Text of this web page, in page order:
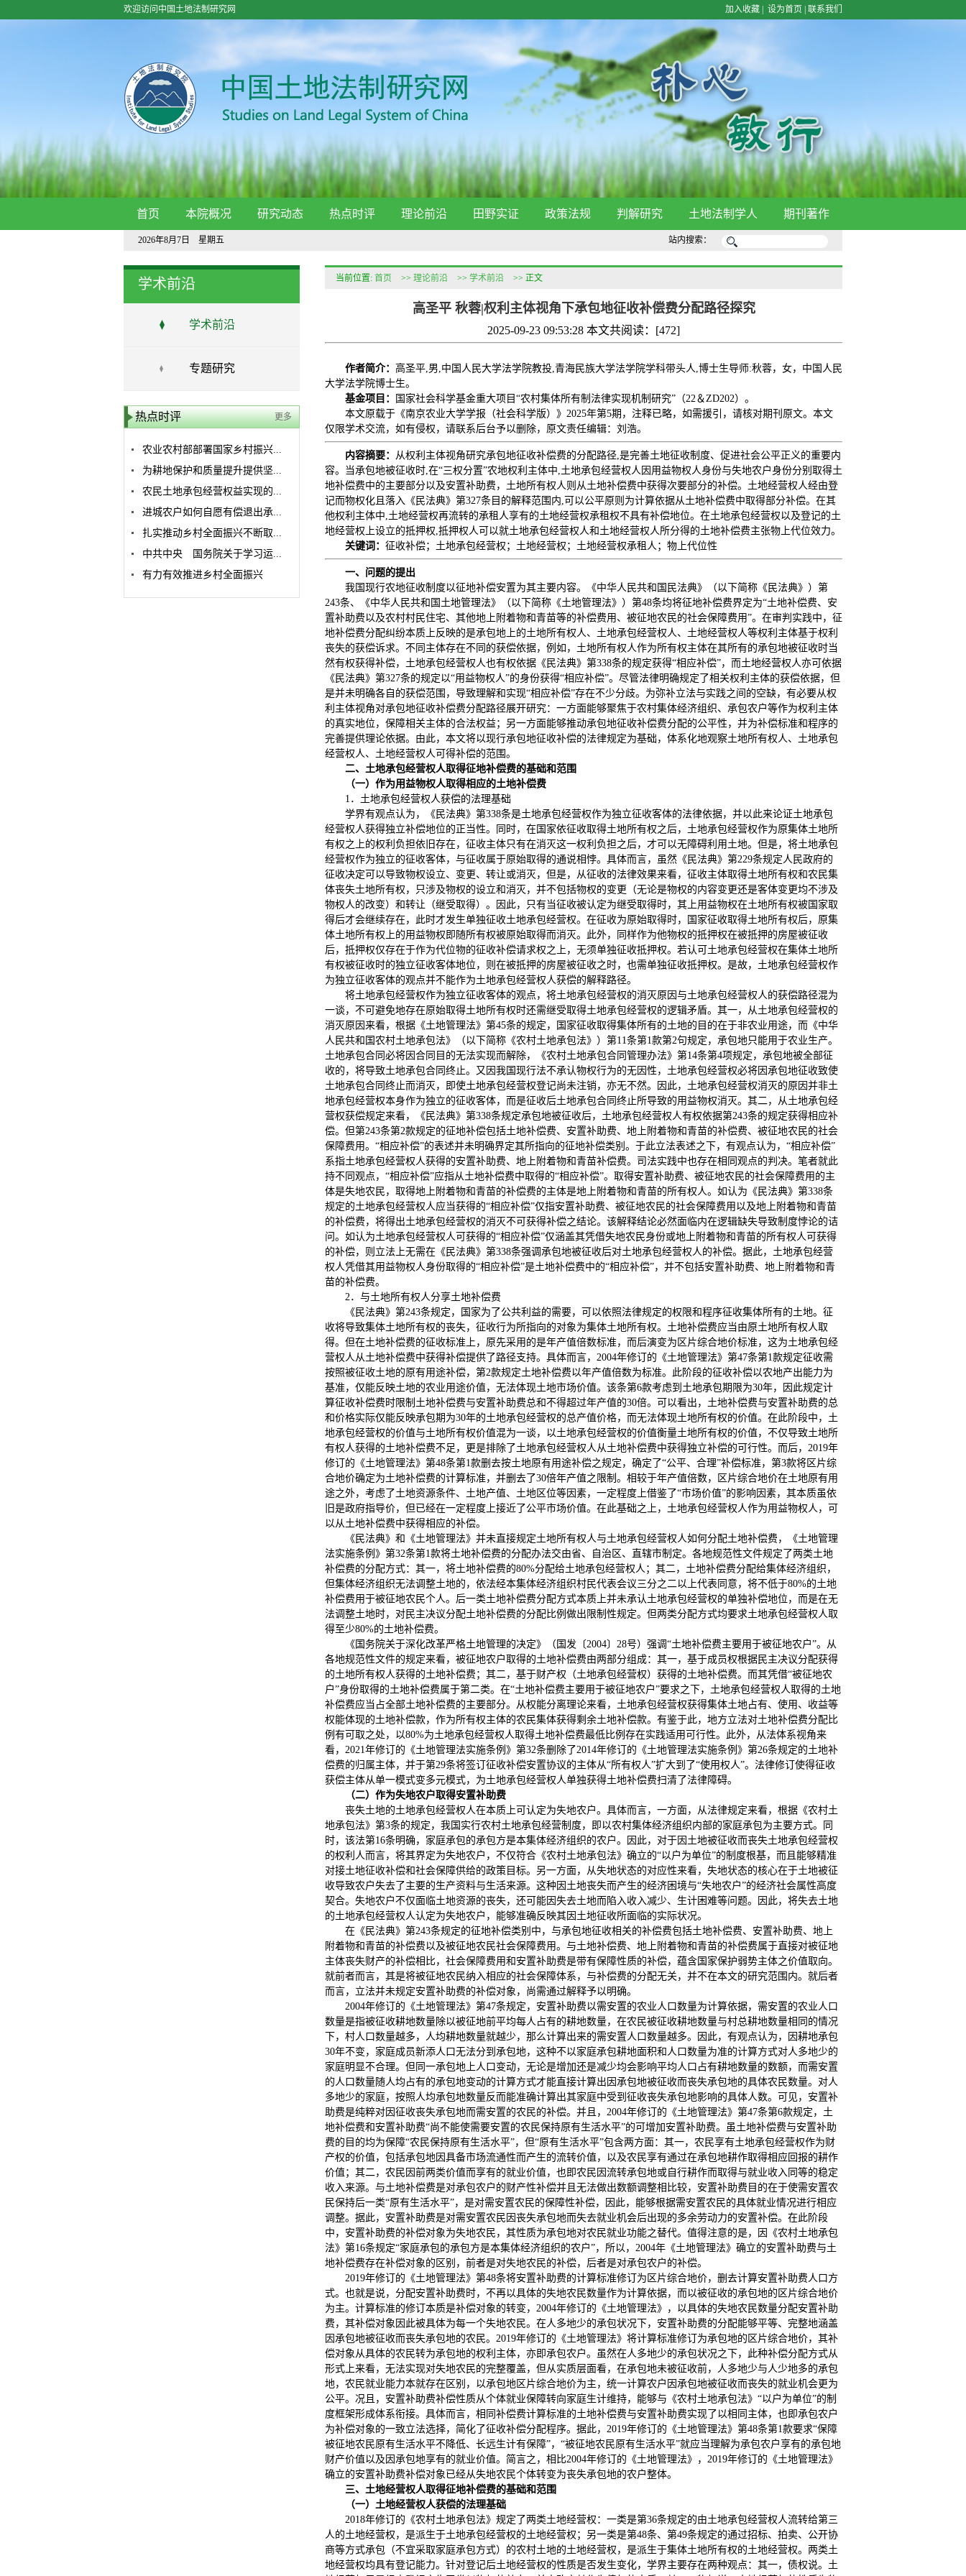
欢迎访问中国土地法制研究网 加入收藏 设为首页 联系我们
首页 本院概况 研究动态 热点时评 理论前沿 田野实证 政策法规 判解研究 土地法制学人 期刊著作
2026年8月7日 星期五 站内搜索：
学术前沿
学术前沿
专题研究
热点时评 更多
农业农村部部署国家乡村振兴...
为耕地保护和质量提升提供坚...
农民土地承包经营权益实现的...
进城农户如何自愿有偿退出承...
扎实推动乡村全面振兴不断取...
中共中央 国务院关于学习运...
有力有效推进乡村全面振兴
当前位置: 首页 >> 理论前沿 >> 学术前沿 >> 正文
高圣平 秋蓉|权利主体视角下承包地征收补偿费分配路径探究
2025-09-23 09:53:28 本文共阅读：[472]
作者简介： 高圣平,男,中国人民大学法学院教投,青海民族大学法学院学科带头人,博士生导师:秋蓉，女，中国人民
大学法学院博士生。
基金项目：
国家社会科学基金重大项目“农村集体所有制法律实现机制研究”（22＆ZD202）。
本文原载于《南京农业大学学报（社会科学版）》2025年第5期，注释已略，如需援引，请核对期刊原文。本文
仅限学术交流，如有侵权，请联系后台予以删除，原文责任编辑：刘浩。
内容摘要： 从权利主体视角研究承包地征收补偿费的分配路径,是完善土地征收制度、促进社会公平正义的重要内
容。当承包地被征收时,在“三权分置”农地权利主体中,土地承包经营权人因用益物权人身份与失地农户身份分别取得土
地补偿费中的主要部分以及安置补助费，土地所有权人则从土地补偿费中获得次要部分的补偿。土地经营权人经由登
记而物权化且落入《民法典》第327条目的解释范围内,可以公平原则为计算依据从土地补偿费中取得部分补偿。在其
他权利主体中,土地经营权再流转的承租人享有的土地经营权承租权不具有补偿地位。在土地承包经营权以及登记的土
地经营权上设立的抵押权,抵押权人可以就土地承包经营权人和土地经营权人所分得的土地补偿费主张物上代位效力。
关键词： 征收补偿；土地承包经营权；土地经营权；土地经营权承租人；物上代位性
一、问题的提出
我国现行农地征收制度以征地补偿安置为其主要内容。《中华人民共和国民法典》（以下简称《民法典》）第
243条、《中华人民共和国土地管理法》（以下简称《土地管理法》）第48条均将征地补偿费界定为“土地补偿费、安
置补助费以及农村村民住宅、其他地上附着物和青苗等的补偿费用、被征地农民的社会保障费用”。在审判实践中，征
地补偿费分配纠纷本质上反映的是承包地上的土地所有权人、土地承包经营权人、土地经营权人等权利主体基于权利
丧失的获偿诉求。不同主体存在不同的获偿依据，例如，土地所有权人作为所有权主体在其所有的承包地被征收时当
然有权获得补偿，土地承包经营权人也有权依据《民法典》第338条的规定获得“相应补偿”，而土地经营权人亦可依据
《民法典》第327条的规定以“用益物权人”的身份获得“相应补偿”。尽管法律明确规定了相关权利主体的获偿依据，但
是并未明确各自的获偿范围，导致理解和实现“相应补偿”存在不少分歧。为弥补立法与实践之间的空缺，有必要从权
利主体视角对承包地征收补偿费分配路径展开研究：一方面能够聚焦于农村集体经济组织、承包农户等作为权利主体
的真实地位，保障相关主体的合法权益；另一方面能够推动承包地征收补偿费分配的公平性，并为补偿标准和程序的
完善提供理论依据。由此，本文将以现行承包地征收补偿的法律规定为基础，体系化地观察土地所有权人、土地承包
经营权人、土地经营权人可得补偿的范围。
二、土地承包经营权人取得征地补偿费的基础和范围
（一）作为用益物权人取得相应的土地补偿费
1．土地承包经营权人获偿的法理基础
学界有观点认为，《民法典》第338条是土地承包经营权作为独立征收客体的法律依据，并以此来论证土地承包
经营权人获得独立补偿地位的正当性。同时，在国家依征收取得土地所有权之后，土地承包经营权作为原集体土地所
有权之上的权利负担依旧存在，征收主体只有在消灭这一权利负担之后，才可以无障碍利用土地。但是，将土地承包
经营权作为独立的征收客体，与征收属于原始取得的通说相悖。具体而言，虽然《民法典》第229条规定人民政府的
征收决定可以导致物权设立、变更、转让或消灭，但是，从征收的法律效果来看，征收主体取得土地所有权和农民集
体丧失土地所有权，只涉及物权的设立和消灭，并不包括物权的变更（无论是物权的内容变更还是客体变更均不涉及
物权人的改变）和转让（继受取得）。因此，只有当征收被认定为继受取得时，其上用益物权在土地所有权被国家取
得后才会继续存在，此时才发生单独征收土地承包经营权。在征收为原始取得时，国家征收取得土地所有权后，原集
体土地所有权上的用益物权即随所有权被原始取得而消灭。此外，同样作为他物权的抵押权在被抵押的房屋被征收
后，抵押权仅存在于作为代位物的征收补偿请求权之上，无须单独征收抵押权。若认可土地承包经营权在集体土地所
有权被征收时的独立征收客体地位，则在被抵押的房屋被征收之时，也需单独征收抵押权。是故，土地承包经营权作
为独立征收客体的观点并不能作为土地承包经营权人获偿的解释路径。
将土地承包经营权作为独立征收客体的观点，将土地承包经营权的消灭原因与土地承包经营权人的获偿路径混为
一谈，不可避免地存在原始取得土地所有权时还需继受取得土地承包经营权的逻辑矛盾。其一，从土地承包经营权的
消灭原因来看，根据《土地管理法》第45条的规定，国家征收取得集体所有的土地的目的在于非农业用途，而《中华
人民共和国农村土地承包法》（以下简称《农村土地承包法》）第11条第1款第2句规定，承包地只能用于农业生产。
土地承包合同必将因合同目的无法实现而解除，《农村土地承包合同管理办法》第14条第4项规定，承包地被全部征
收的，将导致土地承包合同终止。又因我国现行法不承认物权行为的无因性，土地承包经营权必将因承包地征收致使
土地承包合同终止而消灭，即使土地承包经营权登记尚未注销，亦无不然。因此，土地承包经营权消灭的原因并非土
地承包经营权本身作为独立的征收客体，而是征收后土地承包合同终止所导致的用益物权消灭。其二，从土地承包经
营权获偿规定来看，《民法典》第338条规定承包地被征收后，土地承包经营权人有权依据第243条的规定获得相应补
偿。但第243条第2款规定的征地补偿包括土地补偿费、安置补助费、地上附着物和青苗的补偿费、被征地农民的社会
保障费用。“相应补偿”的表述并未明确界定其所指向的征地补偿类别。于此立法表述之下，有观点认为，“相应补偿”
系指土地承包经营权人获得的安置补助费、地上附着物和青苗补偿费。司法实践中也存在相同观点的判决。笔者就此
持不同观点，“相应补偿”应指从土地补偿费中取得的“相应补偿”。取得安置补助费、被征地农民的社会保障费用的主
体是失地农民，取得地上附着物和青苗的补偿费的主体是地上附着物和青苗的所有权人。如认为《民法典》第338条
规定的土地承包经营权人应当获得的“相应补偿”仅指安置补助费、被征地农民的社会保障费用以及地上附着物和青苗
的补偿费，将得出土地承包经营权的消灭不可获得补偿之结论。该解释结论必然面临内在逻辑缺失导致制度悖论的诘
问。如认为土地承包经营权人可获得的“相应补偿”仅涵盖其凭借失地农民身份或地上附着物和青苗的所有权人可获得
的补偿，则立法上无需在《民法典》第338条强调承包地被征收后对土地承包经营权人的补偿。据此，土地承包经营
权人凭借其用益物权人身份取得的“相应补偿”是土地补偿费中的“相应补偿”，并不包括安置补助费、地上附着物和青
苗的补偿费。
2．与土地所有权人分享土地补偿费
《民法典》第243条规定，国家为了公共利益的需要，可以依照法律规定的权限和程序征收集体所有的土地。征
收将导致集体土地所有权的丧失，征收行为所指向的对象为集体土地所有权。土地补偿费应当由原土地所有权人取
得。但在土地补偿费的征收标准上，原先采用的是年产值倍数标准，而后演变为区片综合地价标准，这为土地承包经
营权人从土地补偿费中获得补偿提供了路径支持。具体而言，2004年修订的《土地管理法》第47条第1款规定征收需
按照被征收土地的原有用途补偿，第2款规定土地补偿费以年产值倍数为标准。此阶段的征收补偿以农地产出能力为
基准，仅能反映土地的农业用途价值，无法体现土地市场价值。该条第6款考虑到土地承包期限为30年，因此规定计
算征收补偿费时限制土地补偿费与安置补助费总和不得超过年产值的30倍。可以看出，土地补偿费与安置补助费的总
和价格实际仅能反映承包期为30年的土地承包经营权的总产值价格，而无法体现土地所有权的价值。在此阶段中，土
地承包经营权的价值与土地所有权价值混为一谈，以土地承包经营权的价值衡量土地所有权的价值，不仅导致土地所
有权人获得的土地补偿费不足，更是排除了土地承包经营权人从土地补偿费中获得独立补偿的可行性。而后，2019年
修订的《土地管理法》第48条第1款删去按土地原有用途补偿之规定，确定了“公平、合理”补偿标准，第3款将区片综
合地价确定为土地补偿费的计算标准，并删去了30倍年产值之限制。相较于年产值倍数，区片综合地价在土地原有用
途之外，考虑了土地资源条件、土地产值、土地区位等因素，一定程度上借鉴了“市场价值”的影响因素，其本质虽依
旧是政府指导价，但已经在一定程度上接近了公平市场价值。在此基础之上，土地承包经营权人作为用益物权人，可
以从土地补偿费中获得相应的补偿。
《民法典》和《土地管理法》并未直接规定土地所有权人与土地承包经营权人如何分配土地补偿费，《土地管理
法实施条例》第32条第1款将土地补偿费的分配办法交由省、自治区、直辖市制定。各地规范性文件规定了两类土地
补偿费的分配方式：其一，将土地补偿费的80%分配给土地承包经营权人；其二，土地补偿费分配给集体经济组织，
但集体经济组织无法调整土地的，依法经本集体经济组织村民代表会议三分之二以上代表同意，将不低于80%的土地
补偿费用于被征地农民个人。后一类土地补偿费分配方式本质上并未承认土地承包经营权的单独补偿地位，而是在无
法调整土地时，对民主决议分配土地补偿费的分配比例做出限制性规定。但两类分配方式均要求土地承包经营权人取
得至少80%的土地补偿费。
《国务院关于深化改革严格土地管理的决定》（国发〔2004〕28号）强调“土地补偿费主要用于被征地农户”。从
各地规范性文件的规定来看，被征地农户取得的土地补偿费由两部分组成：其一，基于成员权根据民主决议分配获得
的土地所有权人获得的土地补偿费；其二，基于财产权（土地承包经营权）获得的土地补偿费。而其凭借“被征地农
户”身份取得的土地补偿费属于第二类。在“土地补偿费主要用于被征地农户”要求之下，土地承包经营权人取得的土地
补偿费应当占全部土地补偿费的主要部分。从权能分离理论来看，土地承包经营权获得集体土地占有、使用、收益等
权能体现的土地补偿款，作为所有权主体的农民集体获得剩余土地补偿款。有鉴于此，地方立法对土地补偿费分配比
例有可取之处，以80%为土地承包经营权人取得土地补偿费最低比例存在实践适用可行性。此外，从法体系视角来
看，2021年修订的《土地管理法实施条例》第32条删除了2014年修订的《土地管理法实施条例》第26条规定的土地补
偿费的归属主体，并于第29条将签订征收补偿安置协议的主体从“所有权人”扩大到了“使用权人”。法律修订使得征收
获偿主体从单一模式变多元模式，为土地承包经营权人单独获得土地补偿费扫清了法律障碍。
（二）作为失地农户取得安置补助费
丧失土地的土地承包经营权人在本质上可认定为失地农户。具体而言，一方面，从法律规定来看，根据《农村土
地承包法》第3条的规定，我国实行农村土地承包经营制度，即以农村集体经济组织内部的家庭承包为主要方式。同
时，该法第16条明确，家庭承包的承包方是本集体经济组织的农户。因此，对于因土地被征收而丧失土地承包经营权
的权利人而言，将其界定为失地农户，不仅符合《农村土地承包法》确立的“以户为单位”的制度根基，而且能够精准
对接土地征收补偿和社会保障供给的政策目标。另一方面，从失地状态的对应性来看，失地状态的核心在于土地被征
收导致农户失去了主要的生产资料与生活来源。这种因土地丧失而产生的经济困境与“失地农户”的经济社会属性高度
契合。失地农户不仅面临土地资源的丧失，还可能因失去土地而陷入收入减少、生计困难等问题。因此，将失去土地
的土地承包经营权人认定为失地农户，能够准确反映其因土地征收所面临的实际状况。
在《民法典》第243条规定的征地补偿类别中，与承包地征收相关的补偿费包括土地补偿费、安置补助费、地上
附着物和青苗的补偿费以及被征地农民社会保障费用。与土地补偿费、地上附着物和青苗的补偿费属于直接对被征地
主体丧失财产的补偿相比，社会保障费用和安置补助费是带有保障性质的补偿，蕴含国家保护弱势主体之价值取向。
就前者而言，其是将被征地农民纳入相应的社会保障体系，与补偿费的分配无关，并不在本文的研究范围内。就后者
而言，立法并未规定安置补助费的补偿对象，尚需通过解释予以明确。
2004年修订的《土地管理法》第47条规定，安置补助费以需安置的农业人口数量为计算依据，需安置的农业人口
数量是指被征收耕地数量除以被征地前平均每人占有的耕地数量，在农民被征收耕地数量与村总耕地数量相同的情况
下，村人口数量越多，人均耕地数量就越少，那么计算出来的需安置人口数量越多。因此，有观点认为，因耕地承包
30年不变，家庭成员新添人口无法分到承包地，这种不以家庭承包耕地面积和人口数量为准的计算方式对人多地少的
家庭明显不合理。但同一承包地上人口变动，无论是增加还是减少均会影响平均人口占有耕地数量的数额，而需安置
的人口数量随人均占有的承包地变动的计算方式才能直接计算出因承包地被征收而丧失承包地的具体农民数量。对人
多地少的家庭，按照人均承包地数量反而能准确计算出其家庭中受到征收丧失承包地影响的具体人数。可见，安置补
助费是纯粹对因征收丧失承包地而需安置的农民的补偿。并且，2004年修订的《土地管理法》第47条第6款规定，土
地补偿费和安置补助费“尚不能使需要安置的农民保持原有生活水平”的可增加安置补助费。虽土地补偿费与安置补助
费的目的均为保障“农民保持原有生活水平”，但“原有生活水平”包含两方面：其一，农民享有土地承包经营权作为财
产权的价值，包括承包地因具备市场流通性而产生的流转价值，以及农民享有通过在承包地耕作取得相应回报的耕作
价值；其二，农民因前两类价值而享有的就业价值，也即农民因流转承包地或自行耕作而取得与就业收入同等的稳定
收入来源。与土地补偿费是对承包农户的财产性补偿并且无法做出数额调整相比较，安置补助费目的在于使需安置农
民保持后一类“原有生活水平”，是对需安置农民的保障性补偿，因此，能够根据需安置农民的具体就业情况进行相应
调整。据此，安置补助费是对需安置农民因丧失承包地而失去就业机会后出现的多余劳动力的安置补偿。在此阶段
中，安置补助费的补偿对象为失地农民，其性质为承包地对农民就业功能之替代。值得注意的是，因《农村土地承包
法》第16条规定“家庭承包的承包方是本集体经济组织的农户”，所以，2004年《土地管理法》确立的安置补助费与土
地补偿费存在补偿对象的区别，前者是对失地农民的补偿，后者是对承包农户的补偿。
2019年修订的《土地管理法》第48条将安置补助费的计算标准修订为区片综合地价，删去计算安置补助费人口方
式。也就是说，分配安置补助费时，不再以具体的失地农民数量作为计算依据，而以被征收的承包地的区片综合地价
为主。计算标准的修订本质是补偿对象的转变，2004年修订的《土地管理法》，以具体的失地农民数量分配安置补助
费，其补偿对象因此被具体为每一个失地农民。在人多地少的承包状况下，安置补助费的分配能够平等、完整地涵盖
因承包地被征收而丧失承包地的农民。2019年修订的《土地管理法》将计算标准修订为承包地的区片综合地价，其补
偿对象从具体的农民转为承包地的权利主体，亦即承包农户。虽然在人多地少的承包状况之下，此种补偿分配方式从
形式上来看，无法实现对失地农民的完整覆盖，但从实质层面看，在承包地未被征收前，人多地少与人少地多的承包
地，农民就业能力本就存在区别，以承包地区片综合地价为主，统一计算农户因承包地被征收而丧失的就业机会更为
公平。况且，安置补助费补偿性质从个体就业保障转向家庭生计维持，能够与《农村土地承包法》“以户为单位”的制
度框架形成体系衔接。具体而言，相同补偿费计算标准的土地补偿费与安置补助费实现了以相同主体，也即承包农户
为补偿对象的一致立法选择，简化了征收补偿分配程序。据此，2019年修订的《土地管理法》第48条第1款要求“保障
被征地农民原有生活水平不降低、长远生计有保障”，“被征地农民原有生活水平”就应当理解为承包农户享有的承包地
财产价值以及因承包地享有的就业价值。简言之，相比2004年修订的《土地管理法》，2019年修订的《土地管理法》
确立的安置补助费补偿对象已经从失地农民个体转变为丧失承包地的农户整体。
三、土地经营权人取得征地补偿费的基础和范围
（一）土地经营权人获偿的法理基础
2018年修订的《农村土地承包法》规定了两类土地经营权：一类是第36条规定的由土地承包经营权人流转给第三
人的土地经营权，是派生于土地承包经营权的土地经营权；另一类是第48条、第49条规定的通过招标、拍卖、公开协
商等方式承包（不宜采取家庭承包方式）的农村土地的土地经营权，是派生于集体土地所有权的土地经营权。两类土
地经营权均具有登记能力。针对登记后土地经营权的性质是否发生变化，学界主要存在两种观点：其一，债权说。土